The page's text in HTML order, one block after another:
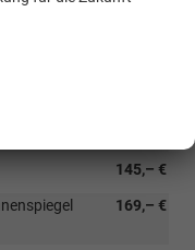
Silber
- bei
145,– €
169,– €